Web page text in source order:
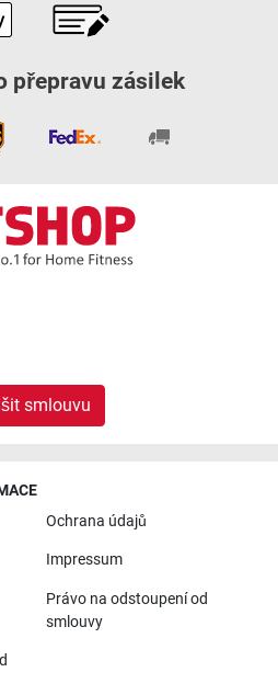
přepravu zásilek
smlouvu
Ochrana údajů
Impressum
Právo na odstoupení od
smlouvy